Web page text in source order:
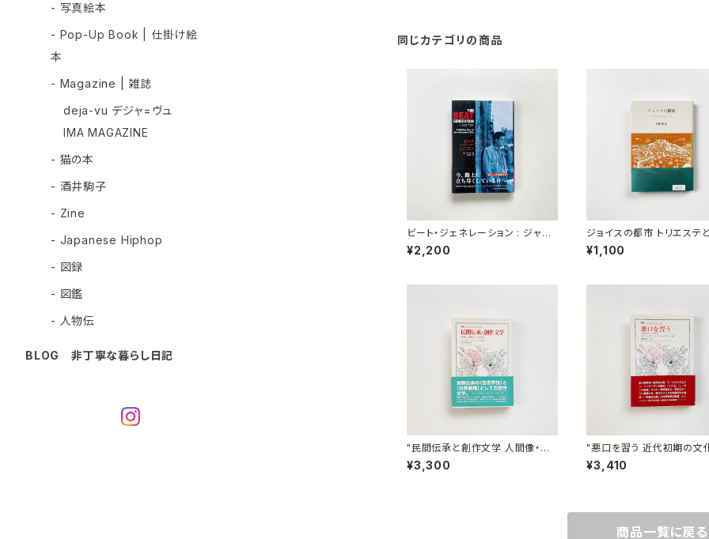
同じカテゴリの商品
ビート・ジェネレーション : ジャッ
ク・ケルアックと旅するニューヨー
ク | ビル・モーガン 著 / 今井栄一
¥2,200
ジョイスの都市 トリエステ
ーリッヒ | 宮田恭子
¥1,100
"民間伝承と創作文学 人間像・主
題設定・形式努力 （叢書・ウニベル
シタス 729）" マックス・リューテ
¥3,300
"悪口を習う 近代初期の文化論集
（叢書・ウニベルシタス 410
ティーヴン・J. グリーンブラ
¥3,410
商品一覧に戻る
- 写真絵本
- Pop-Up Book | 仕掛け絵
本
- Magazine | 雑誌
deja-vu デジャ=ヴュ
IMA MAGAZINE
- 猫の本
- 酒井駒子
- Zine
- Japanese Hiphop
- 図録
- 図鑑
- 人物伝
BLOG 非丁寧な暮らし日記